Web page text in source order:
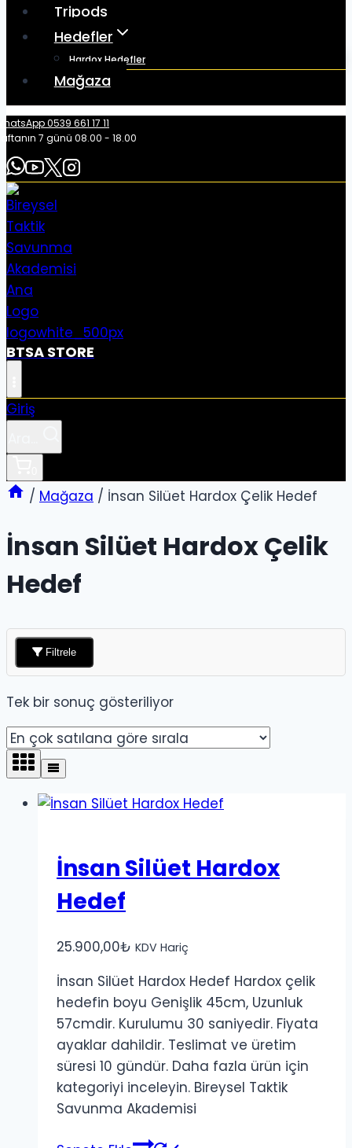
Tripods
Hedefler
Hardox Hedefler
Mağaza
0539 661 17 11
7 günü 08.00 - 18.00
BTSA STORE
Giriş
/ Mağaza / İnsan Silüet Hardox Çelik Hedef
İnsan Silüet Hardox Çelik
Hedef
Filtrele
Tek bir sonuç gösteriliyor
İnsan Silüet Hardox
Hedef
25.900,00₺ KDV Hariç
İnsan Silüet Hardox Hedef Hardox çelik
hedefin boyu Genişlik 45cm, Uzunluk
57cmdir. Kurulumu 30 saniyedir. Fiyata
ayaklar dahildir. Teslimat ve üretim
süresi 10 gündür. Daha fazla ürün için
kategoriyi inceleyin. Bireysel Taktik
Savunma Akademisi